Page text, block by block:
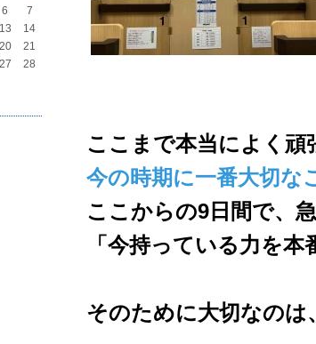
ここまで本当によく頑
今の時期に一番大切な
ここからの9日間で、
「今持っている力を
そのために大切なのは、
6
7
13
14
20
21
27 28